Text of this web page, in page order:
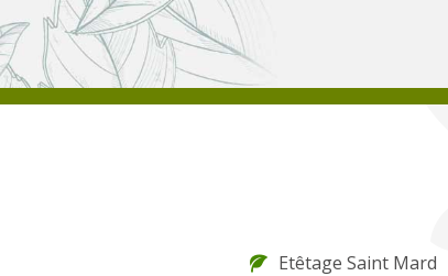
Etêtage Saint Mard